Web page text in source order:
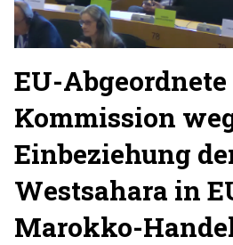
EU-
Kommission
Einbeziehung
Westsahara in
Marokko-